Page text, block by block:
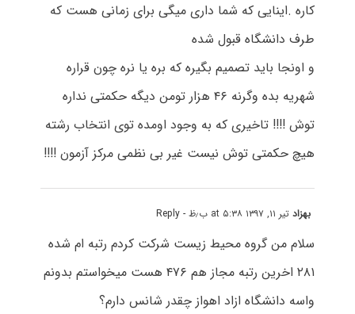
کاره .اینایی که شما داری میگی برای زمانی هست که
طرف دانشگاه قبول شده
و اونجا باید تصمیم بگیره که بره یا نره چون قراره
شهریه بده وگرنه ۴۶ هزار تومن دیگه حکمتی نداره
توش !!!! تاخیری که به وجود اومده توی انتخاب رشته
هیچ حکمتی توش نیست غیر بی نظمی مرکز آزمون !!!!
بهزادتیر ۱۱, ۱۳۹۷ at ۵:۳۸ ب٫ظ - Reply
سلام من گروه محیط زیست شرکت کردم رتبه ام شده
۲۸۱ اخرین رتبه مجاز هم ۴۷۶ هست میخواستم بدونم
واسه دانشگاه ازاد اهواز چقدر شانس دارم؟